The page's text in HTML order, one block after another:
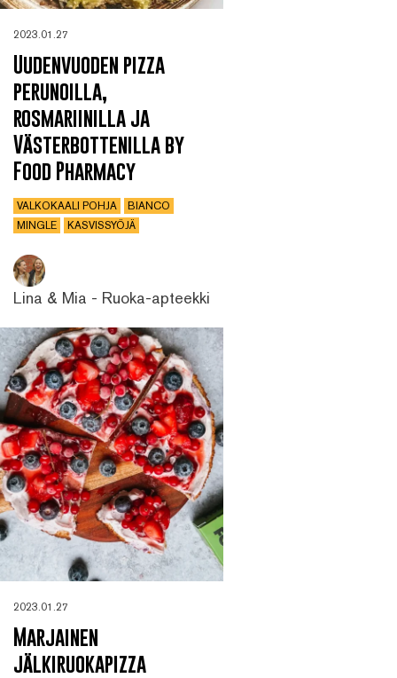
2023.01.27
Uudenvuoden pizza
perunoilla,
rosmariinilla ja
Västerbottenilla by
Food Pharmacy
VALKOKAALI POHJA
BIANCO
MINGLE
KASVISSYÖJÄ
Lina & Mia - Ruoka-apteekki
2023.01.27
Marjainen
jälkiruokapizza